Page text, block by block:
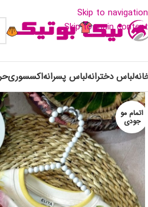
Skip to navigation
Skip to main content
لباس دخترانهلباس پسرانهاکسسوری
اتمام مو
جودی